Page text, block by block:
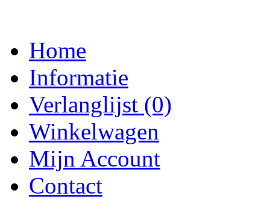
Home
Informatie
Verlanglijst (0)
Winkelwagen
Mijn Account
Contact